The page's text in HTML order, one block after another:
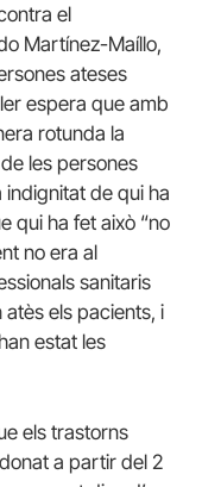
el
Martínez-Maíllo,
ateses
espera que amb
rotunda la
les persones
indignitat de qui ha
qui ha fet això “no
no era al
sanitaris
els pacients, i
estat les
els trastorns
a partir del 2